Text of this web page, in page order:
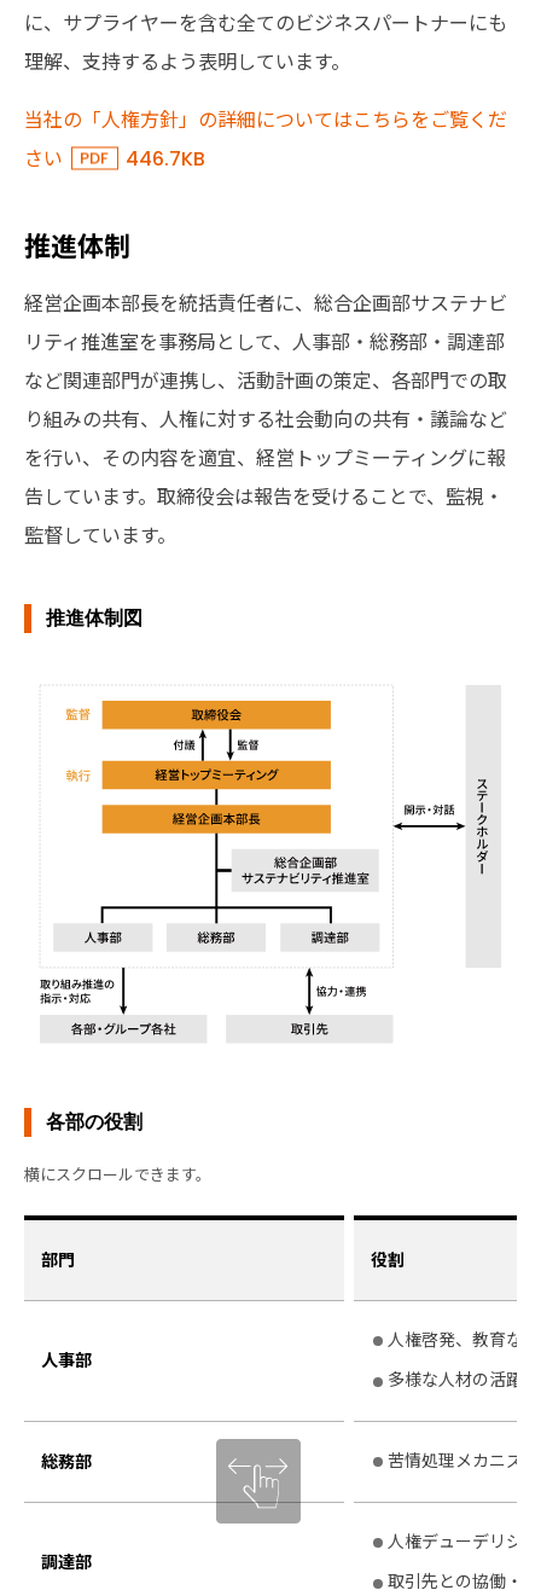
に、サプライヤーを含む全てのビジネスパートナーにも
理解、支持するよう表明しています。
当社の「人権方針」の詳細についてはこちらをご覧くだ
さい
446.7KB
推進体制
経営企画本部長を統括責任者に、総合企画部サステナビ
リティ推進室を事務局として、人事部・総務部・調達部
など関連部門が連携し、活動計画の策定、各部門での取
り組みの共有、人権に対する社会動向の共有・議論など
を行い、その内容を適宜、経営トップミーティングに報
告しています。取締役会は報告を受けることで、監視・
監督しています。
推進体制図
各部の役割
部門 役割
人事部
人権啓発、教育など
多様な人材の活躍
総務部 苦情処理メカニズ
調達部
人権デューデリジ
取引先との協働・